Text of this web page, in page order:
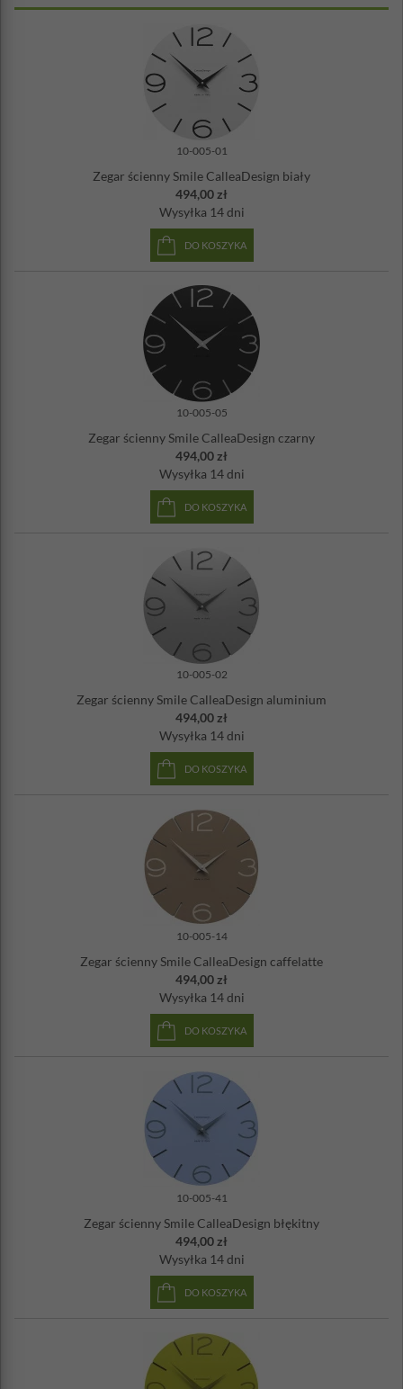
Średnica: 30 cm
Materiał: włókno drzewne, wskazówki metalowe
Zasilanie: bateria AA (w zestawie)
Zestaw montażowy w zestawie
Wyprodukowany we Włoszech
10-005-01
Zegar ścienny Smile CalleaDesign biały
494,00 zł
Wysyłka 14 dni
DO KOSZYKA
10-005-05
Zegar ścienny Smile CalleaDesign czarny
494,00 zł
Wysyłka 14 dni
DO KOSZYKA
10-005-02
Zegar ścienny Smile CalleaDesign aluminium
494,00 zł
Wysyłka 14 dni
DO KOSZYKA
10-005-14
Zegar ścienny Smile CalleaDesign caffelatte
494,00 zł
Wysyłka 14 dni
DO KOSZYKA
10-005-41
Zegar ścienny Smile CalleaDesign błękitny
494,00 zł
Wysyłka 14 dni
DO KOSZYKA